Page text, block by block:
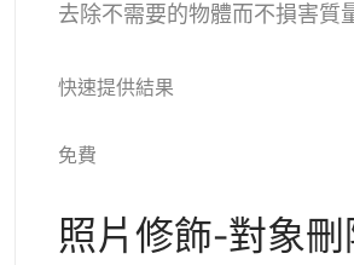
去除不需要的物體而不損害質
快速提供結果
免費
照片修飾-對象